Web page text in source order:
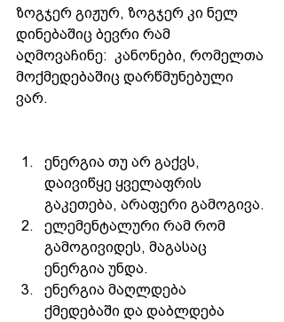
ზოგჯერ გიჟურ, ზოგჯერ კი ნელ
დინებაშიც ბევრი რამ
აღმოვაჩინე:  კანონები, რომელთა
მოქმედებაშიც დარწმუნებული
ვარ.
ენერგია თუ არ გაქვს,
დაივიწყე ყველაფრის
გაკეთება, არაფერი გამოგივა.
ელემენტალური რამ რომ
გამოგივიდეს, მაგასაც
ენერგია უნდა.
ენერგია მაღლდება
ქმედებაში და დაბლდება